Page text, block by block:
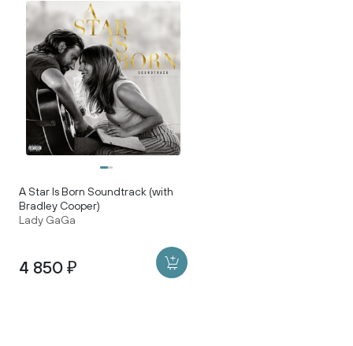
Lady GaGa
A Star Is Born Soundtrack (with
Bradley Cooper)
4 850 ₽